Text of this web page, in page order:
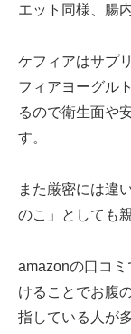
エット同様、腸
ケフィアはサプ
フィアヨーグル
るので衛生面や
す。
また厳密には違
のこ」としても
amazonの口コ
けることでお腹
指している人が